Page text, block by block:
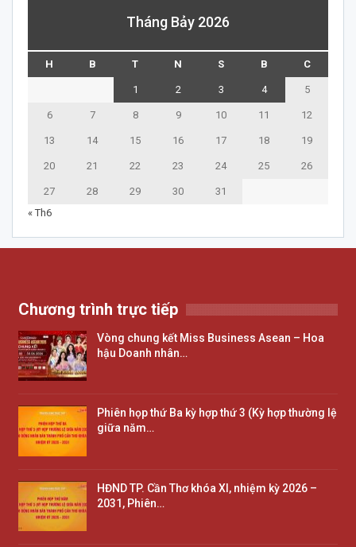
Tháng Bảy 2026
H B T N S B C
1 2 3 4 5
6 7 8 9 10 11 12
13 14 15 16 17 18 19
20 21 22 23 24 25 26
27 28 29 30
31
« Th6
Chương trình trực tiếp
Vòng chung kết Miss Business Asean – Hoa
hậu Doanh nhân…
Phiên họp thứ Ba kỳ hợp thứ 3 (Kỳ hợp thường lệ
giữa năm…
HĐND TP. Cần Thơ khóa XI, nhiệm kỳ 2026 –
2031, Phiên…